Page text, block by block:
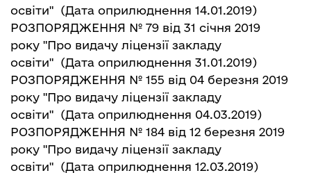
освіти" (Дата оприлюднення 14.01.2019)
РОЗПОРЯДЖЕННЯ № 79 від 31 січня 2019
року "Про видачу ліцензії закладу
освіти" (Дата оприлюднення 31.01.2019)
РОЗПОРЯДЖЕННЯ № 155 від 04 березня 2019
року "Про видачу ліцензії закладу
освіти" (Дата оприлюднення 04.03.2019)
РОЗПОРЯДЖЕННЯ № 184 від 12 березня 2019
року "Про видачу ліцензії закладу
освіти" (Дата оприлюднення 12.03.2019)